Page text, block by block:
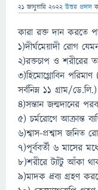
21 জানুয়ারি 2022 উত্তর প্রদান
কারা রক্ত দান করতে
১)দীর্ঘমেয়াদী রোগ
২)রক্তচাপ ও শরীরের
৩)হিমোগ্লোবিন
সর্বনিম্ন ১১ গ্রাম/
৪)সন্তান জন্মদানের
৫) চর্মরোগে আক্রান্ত
৬)শ্বাস-প্রশ্বাস জনিত
৭)পূর্ববর্তী ৬ মাসের
৮)শরীরে ট্যাঁটু আঁকা
৯)মাদক দ্রব্য গ্রহণ